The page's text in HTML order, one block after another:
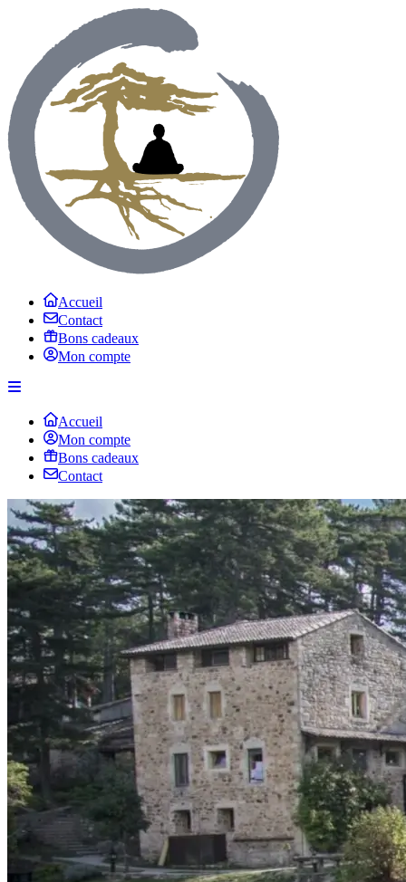
Accueil
Contact
Bons cadeaux
Mon compte
Accueil
Mon compte
Bons cadeaux
Contact